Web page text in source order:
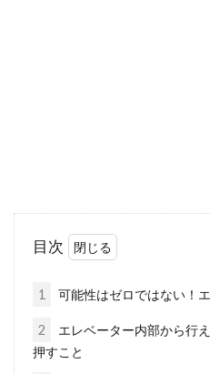
賃貸での
優れ...
目次
1 可能性はゼロではない！
2
エレベーター内部から行
押すこと